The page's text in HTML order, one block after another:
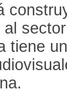
al
tiene